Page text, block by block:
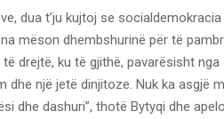
dua t’ju kujtoj se socialdemokracia
mëson dhembshurinë për të
drejtë, ku të gjithë, pavarësisht nga
dhe një jetë dinjitoze. Nuk ka asgjë
dhe dashuri”, thotë Bytyqi dhe